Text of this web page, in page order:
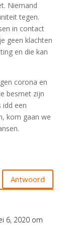
Niemand
tegen.
in contact
geen klachten
en die kan
corona en
besmet zijn
idd een
kom gaan we
Antwoord
6, 2020 om